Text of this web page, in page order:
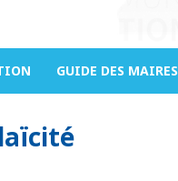
GUIDE DES MAIRES